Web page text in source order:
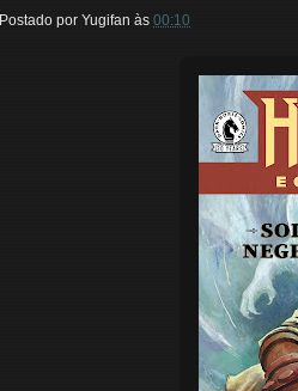
Postado por Yugifan às 00:10